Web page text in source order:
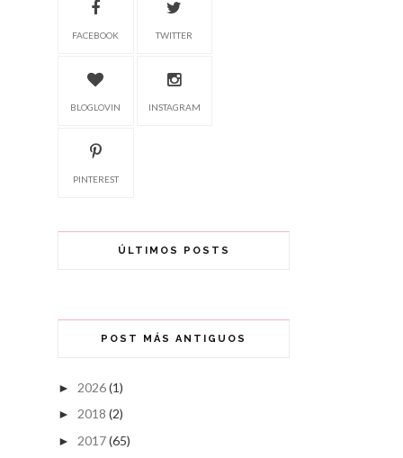
FACEBOOK TWITTER
BLOGLOVIN INSTAGRAM
PINTEREST
ÚLTIMOS POSTS
POST MÁS ANTIGUOS
► 2026(1)
► 2018 (2)
► 2017(65)